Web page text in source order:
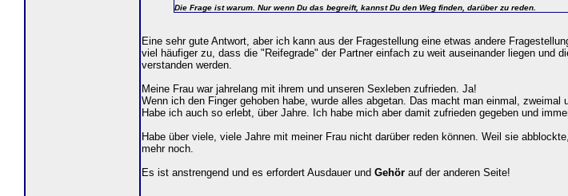
Die Frage ist warum. Nur wenn Du das begreift, kannst Du den Weg finden, darüber zu reden.
Eine sehr gute Antwort, aber ich kann aus der Fragestellung eine etwas andere
viel häufiger zu, dass die "Reifegrade" der Partner einfach zu weit auseinander liegen und
verstanden werden.
Meine Frau war jahrelang mit ihrem und unseren Sexleben zufrieden. Ja!
Wenn ich den Finger gehoben habe, wurde alles abgetan. Das macht man einmal, zweimal
Habe ich auch so erlebt, über Jahre. Ich habe mich aber damit zufrieden gegeben und
Habe über viele, viele Jahre mit meiner Frau nicht darüber reden können. Weil sie
mehr noch.
Es ist anstrengend und es erfordert Ausdauer und Gehör auf der anderen Seite!